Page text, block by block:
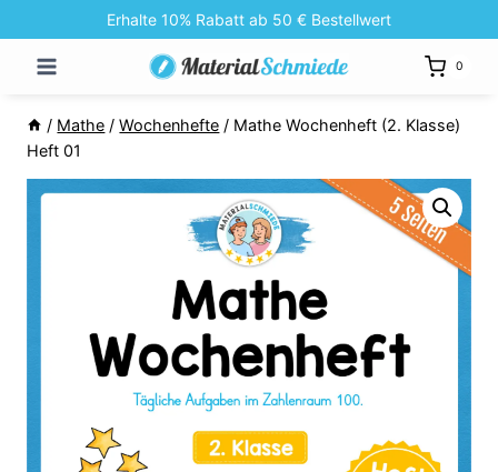
Inhalt
springen
Erhalte 10% Rabatt ab 50 € Bestellwert
0
/ Mathe / Wochenhefte / Mathe Wochenheft (2. Klasse)
Heft 01